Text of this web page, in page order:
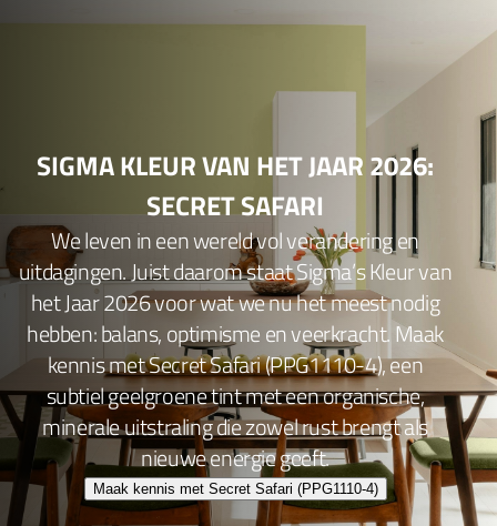
SIGMA KLEUR VAN HET JAAR 2026:
SECRET SAFARI
We leven in een wereld vol verandering en
uitdagingen. Juist daarom staat Sigma’s Kleur van
het Jaar 2026 voor wat we nu het meest nodig
hebben: balans, optimisme en veerkracht. Maak
kennis met Secret Safari (PPG1110-4), een
subtiel geelgroene tint met een organische,
minerale uitstraling die zowel rust brengt als
nieuwe energie geeft.
Maak kennis met Secret Safari (PPG1110-4)